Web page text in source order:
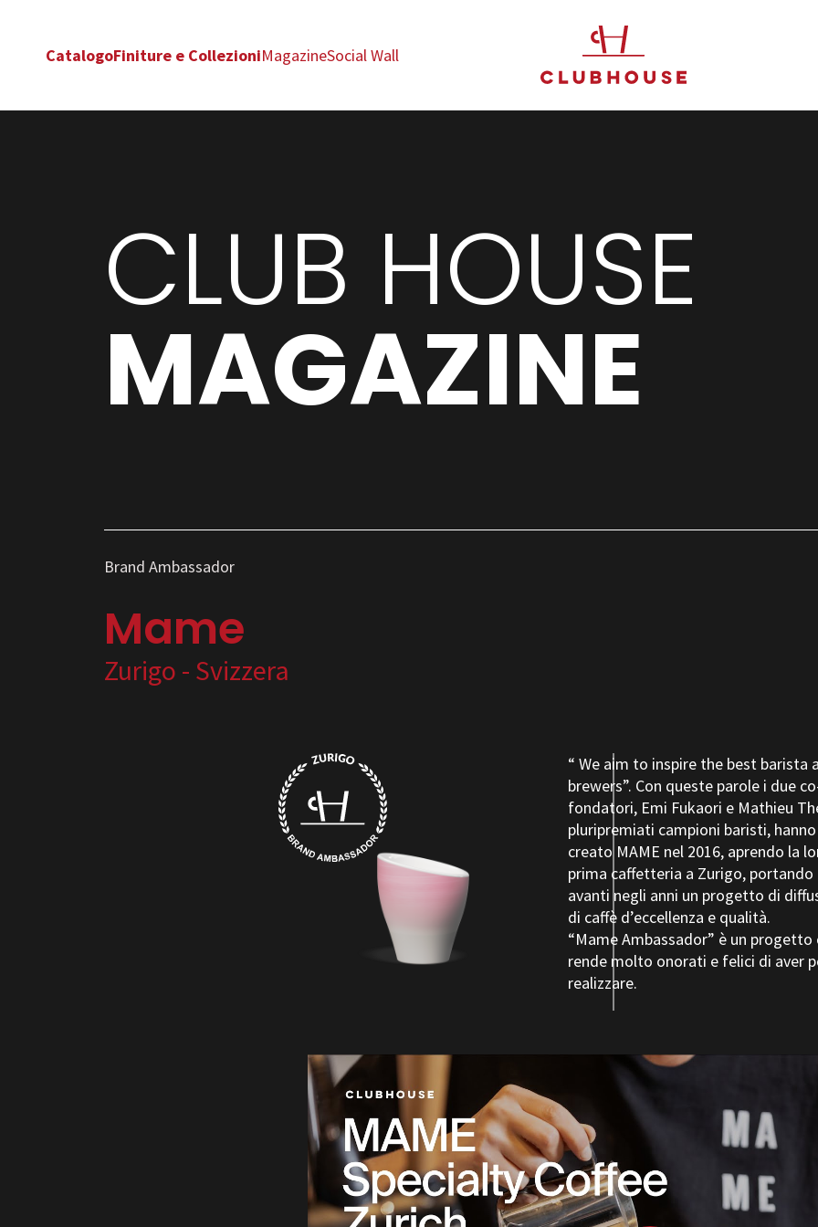
CatalogoFiniture e CollezioniMagazineSocial Wall
CLUB HOUSE
MAGAZINE
Brand Ambassador
Mame
Zurigo - Svizzera
“ We aim to inspire the best barista
brewers”. Con queste parole i due
fondatori, Emi Fukaori e Mathieu
pluripremiati campioni baristi, hanno
creato MAME nel 2016, aprendo la
prima caffetteria a Zurigo, portando
avanti negli anni un progetto di
di caffè d’eccellenza e qualità.
“Mame Ambassador” è un progetto
rende molto onorati e felici di aver
realizzare.